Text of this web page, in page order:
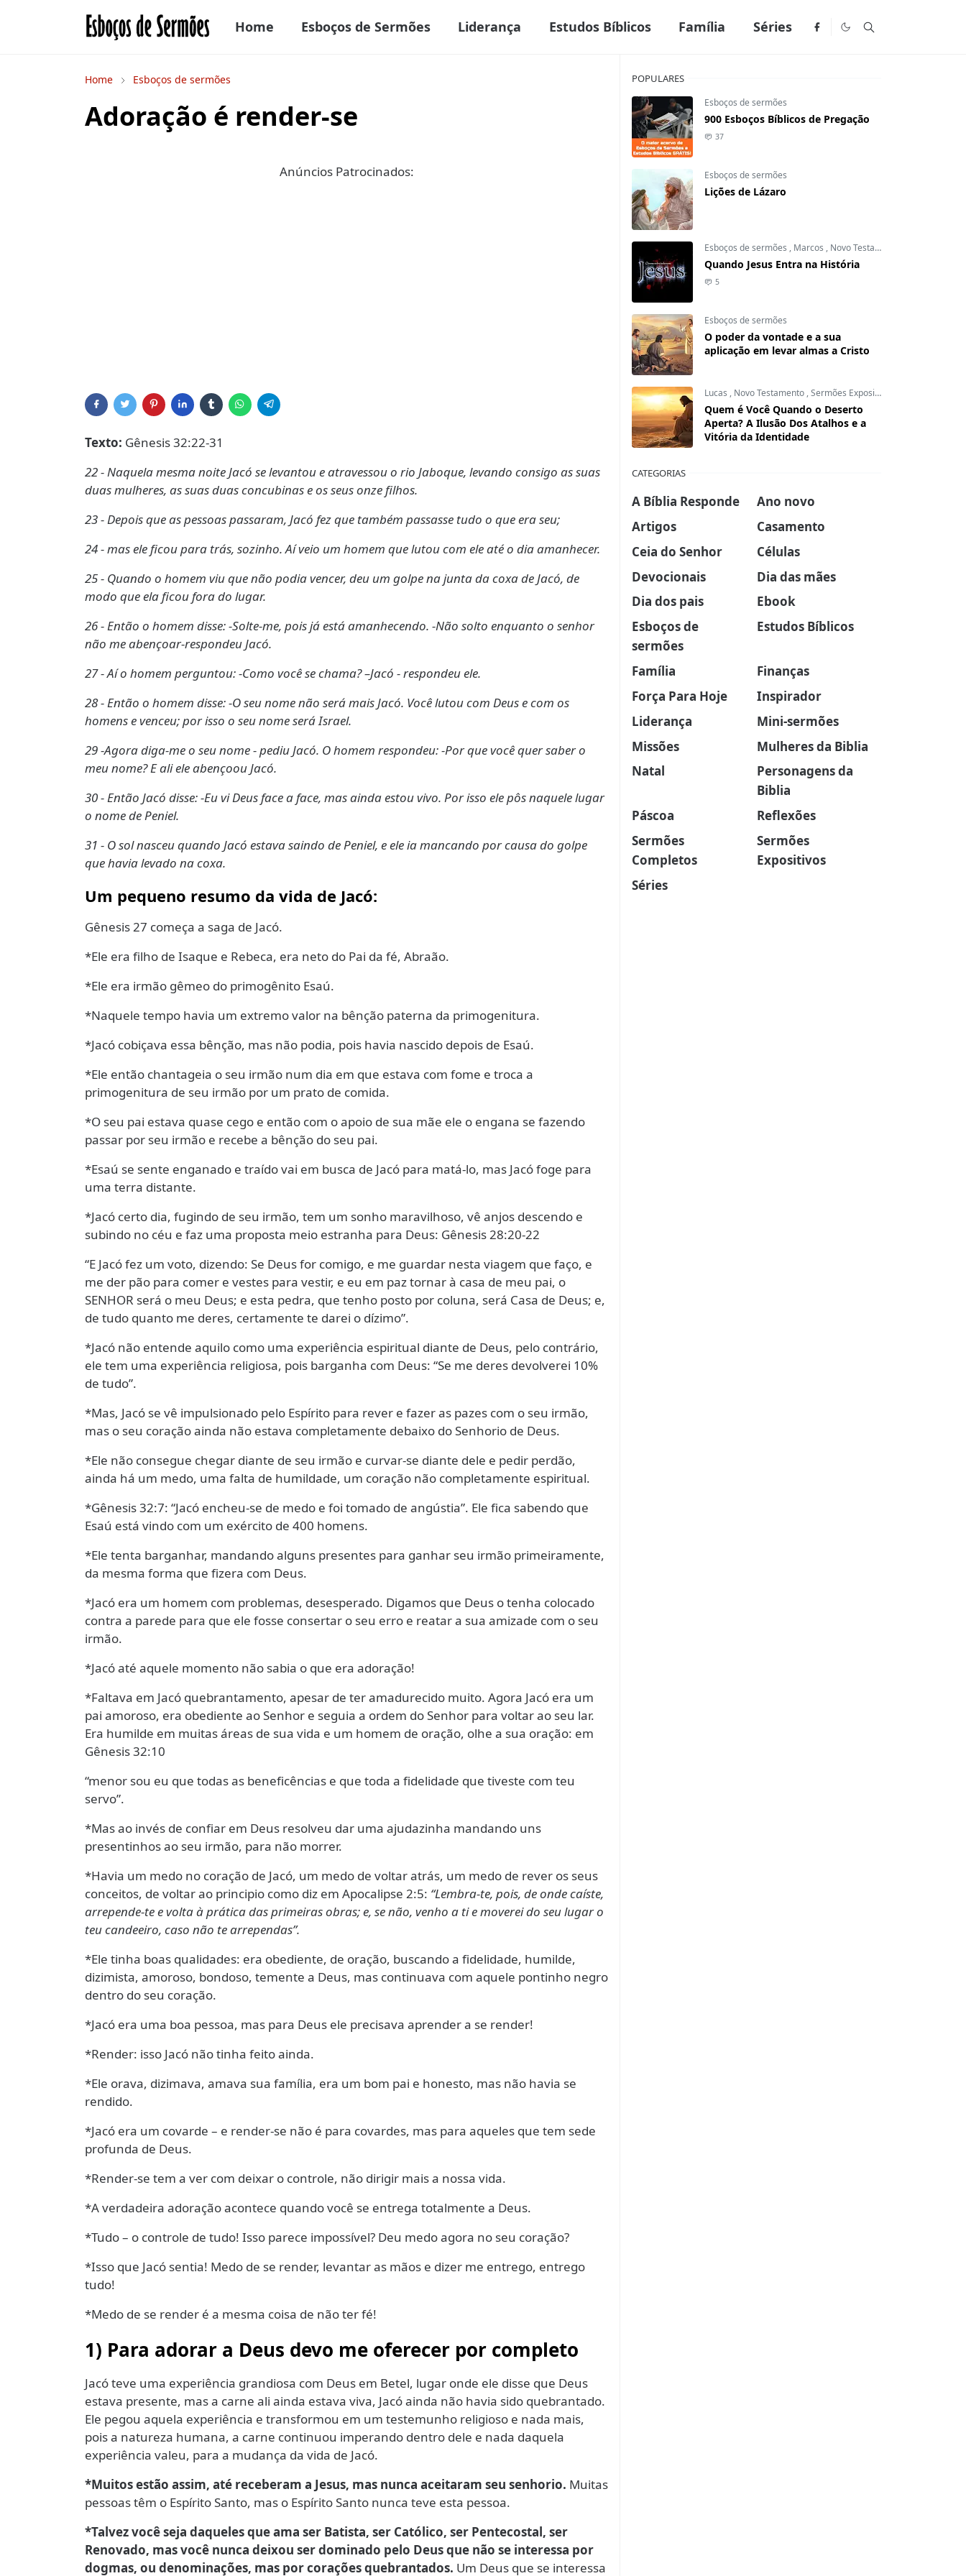
Home Esboços de Sermões Liderança Estudos Bíblicos Família Séries
Home Esboços de sermões
Adoração é render-se
Anúncios Patrocinados:
Texto: Gênesis 32:22-31
22 - Naquela mesma noite Jacó se levantou e atravessou o rio Jaboque, levando consigo as suas
duas mulheres, as suas duas concubinas e os seus onze filhos.
23 - Depois que as pessoas passaram, Jacó fez que também passasse tudo o que era seu;
24 - mas ele ficou para trás, sozinho. Aí veio um homem que lutou com ele até o dia amanhecer.
25 - Quando o homem viu que não podia vencer, deu um golpe na junta da coxa de Jacó, de
modo que ela ficou fora do lugar.
26 - Então o homem disse: -Solte-me, pois já está amanhecendo. -Não solto enquanto o senhor
não me abençoar-respondeu Jacó.
27 - Aí o homem perguntou: -Como você se chama? –Jacó - respondeu ele.
28 - Então o homem disse: -O seu nome não será mais Jacó. Você lutou com Deus e com os
homens e venceu; por isso o seu nome será Israel.
29 -Agora diga-me o seu nome - pediu Jacó. O homem respondeu: -Por que você quer saber o
meu nome? E ali ele abençoou Jacó.
30 - Então Jacó disse: -Eu vi Deus face a face, mas ainda estou vivo. Por isso ele pôs naquele lugar
o nome de Peniel.
31 - O sol nasceu quando Jacó estava saindo de Peniel, e ele ia mancando por causa do golpe
que havia levado na coxa.
Um pequeno resumo da vida de Jacó:
Gênesis 27 começa a saga de Jacó.
*Ele era filho de Isaque e Rebeca, era neto do Pai da fé, Abraão.
*Ele era irmão gêmeo do primogênito Esaú.
*Naquele tempo havia um extremo valor na bênção paterna da primogenitura.
*Jacó cobiçava essa bênção, mas não podia, pois havia nascido depois de Esaú.
*Ele então chantageia o seu irmão num dia em que estava com fome e troca a
primogenitura de seu irmão por um prato de comida.
*O seu pai estava quase cego e então com o apoio de sua mãe ele o engana se fazendo
passar por seu irmão e recebe a bênção do seu pai.
*Esaú se sente enganado e traído vai em busca de Jacó para matá-lo, mas Jacó foge para
uma terra distante.
*Jacó certo dia, fugindo de seu irmão, tem um sonho maravilhoso, vê anjos descendo e
subindo no céu e faz uma proposta meio estranha para Deus: Gênesis 28:20-22
“E Jacó fez um voto, dizendo: Se Deus for comigo, e me guardar nesta viagem que faço, e
me der pão para comer e vestes para vestir, e eu em paz tornar à casa de meu pai, o
SENHOR será o meu Deus; e esta pedra, que tenho posto por coluna, será Casa de Deus; e,
de tudo quanto me deres, certamente te darei o dízimo”.
*Jacó não entende aquilo como uma experiência espiritual diante de Deus, pelo contrário,
ele tem uma experiência religiosa, pois barganha com Deus: “Se me deres devolverei 10%
de tudo”.
*Mas, Jacó se vê impulsionado pelo Espírito para rever e fazer as pazes com o seu irmão,
mas o seu coração ainda não estava completamente debaixo do Senhorio de Deus.
*Ele não consegue chegar diante de seu irmão e curvar-se diante dele e pedir perdão,
ainda há um medo, uma falta de humildade, um coração não completamente espiritual.
*Gênesis 32:7: “Jacó encheu-se de medo e foi tomado de angústia”. Ele fica sabendo que
Esaú está vindo com um exército de 400 homens.
*Ele tenta barganhar, mandando alguns presentes para ganhar seu irmão primeiramente,
da mesma forma que fizera com Deus.
*Jacó era um homem com problemas, desesperado. Digamos que Deus o tenha colocado
contra a parede para que ele fosse consertar o seu erro e reatar a sua amizade com o seu
irmão.
*Jacó até aquele momento não sabia o que era adoração!
*Faltava em Jacó quebrantamento, apesar de ter amadurecido muito. Agora Jacó era um
pai amoroso, era obediente ao Senhor e seguia a ordem do Senhor para voltar ao seu lar.
Era humilde em muitas áreas de sua vida e um homem de oração, olhe a sua oração: em
Gênesis 32:10
“menor sou eu que todas as beneficências e que toda a fidelidade que tiveste com teu
servo”.
*Mas ao invés de confiar em Deus resolveu dar uma ajudazinha mandando uns
presentinhos ao seu irmão, para não morrer.
*Havia um medo no coração de Jacó, um medo de voltar atrás, um medo de rever os seus
conceitos, de voltar ao principio como diz em Apocalipse 2:5: “Lembra-te, pois, de onde caíste,
arrepende-te e volta à prática das primeiras obras; e, se não, venho a ti e moverei do seu lugar o
teu candeeiro, caso não te arrependas”.
*Ele tinha boas qualidades: era obediente, de oração, buscando a fidelidade, humilde,
dizimista, amoroso, bondoso, temente a Deus, mas continuava com aquele pontinho negro
dentro do seu coração.
*Jacó era uma boa pessoa, mas para Deus ele precisava aprender a se render!
*Render: isso Jacó não tinha feito ainda.
*Ele orava, dizimava, amava sua família, era um bom pai e honesto, mas não havia se
rendido.
*Jacó era um covarde – e render-se não é para covardes, mas para aqueles que tem sede
profunda de Deus.
*Render-se tem a ver com deixar o controle, não dirigir mais a nossa vida.
*A verdadeira adoração acontece quando você se entrega totalmente a Deus.
*Tudo – o controle de tudo! Isso parece impossível? Deu medo agora no seu coração?
*Isso que Jacó sentia! Medo de se render, levantar as mãos e dizer me entrego, entrego
tudo!
*Medo de se render é a mesma coisa de não ter fé!
1) Para adorar a Deus devo me oferecer por completo
Jacó teve uma experiência grandiosa com Deus em Betel, lugar onde ele disse que Deus
estava presente, mas a carne ali ainda estava viva, Jacó ainda não havia sido quebrantado.
Ele pegou aquela experiência e transformou em um testemunho religioso e nada mais,
pois a natureza humana, a carne continuou imperando dentro dele e nada daquela
experiência valeu, para a mudança da vida de Jacó.
*Muitos estão assim, até receberam a Jesus, mas nunca aceitaram seu senhorio. Muitas
pessoas têm o Espírito Santo, mas o Espírito Santo nunca teve esta pessoa.
*Talvez você seja daqueles que ama ser Batista, ser Católico, ser Pentecostal, ser
Renovado, mas você nunca deixou ser dominado pelo Deus que não se interessa por
dogmas, ou denominações, mas por corações quebrantados. Um Deus que se interessa
POPULARES
Esboços de sermões
900 Esboços Bíblicos de Pregação
37
Esboços de sermões
Lições de Lázaro
Esboços de sermões , Marcos , Novo Testamento
Quando Jesus Entra na História
5
Esboços de sermões
O poder da vontade e a sua
aplicação em levar almas a Cristo
Lucas , Novo Testamento ,Sermões Expositivos
Quem é Você Quando o Deserto
Aperta? A Ilusão Dos Atalhos e a
Vitória da Identidade
CATEGORIAS
A Bíblia Responde
Ano novo
Artigos
Casamento
Ceia do Senhor
Células
Devocionais
Dia das mães
Dia dos pais
Ebook
Esboços de
sermões
Estudos Bíblicos
Família
Finanças
Força Para Hoje
Inspirador
Liderança
Mini-sermões
Missões
Mulheres da Biblia
Natal
Personagens da
Biblia
Páscoa
Reflexões
Sermões
Completos
Sermões
Expositivos
Séries